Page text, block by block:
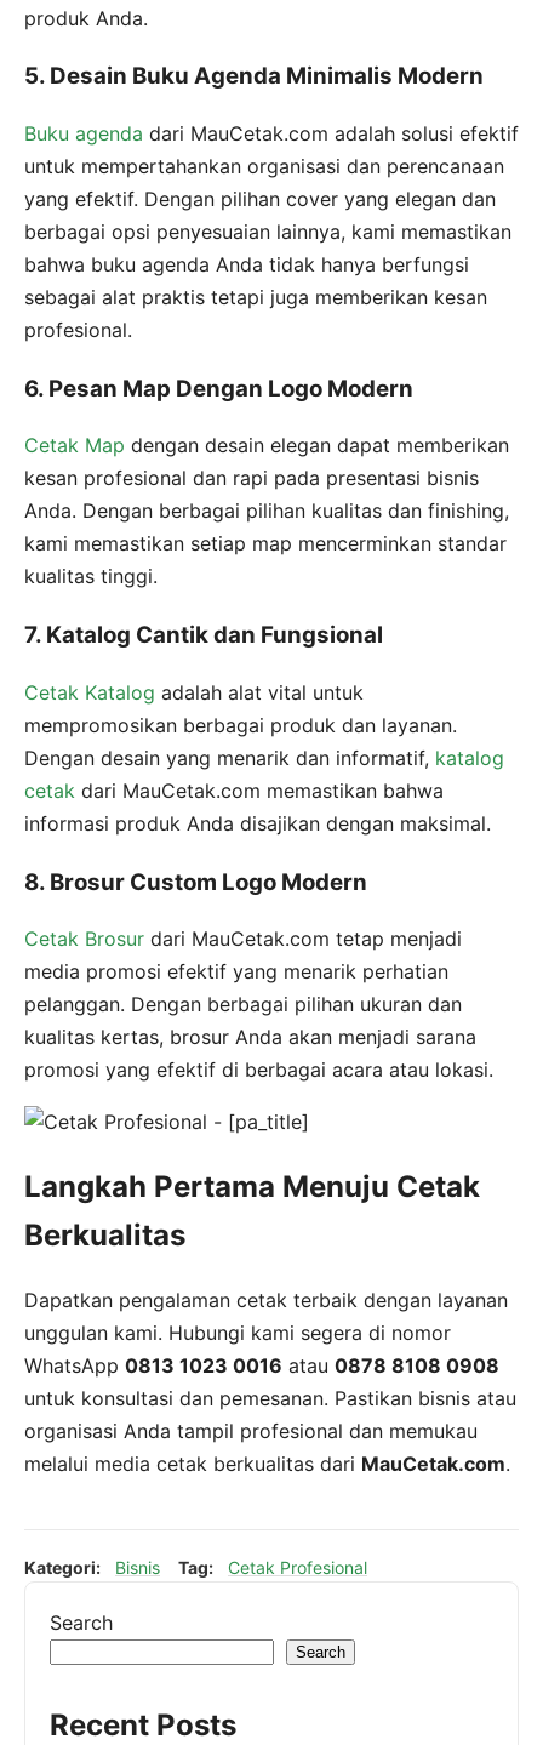
produk Anda.
5. Desain Buku Agenda Minimalis Modern
Buku agenda dari MauCetak.com adalah solusi efektif
untuk mempertahankan organisasi dan perencanaan
yang efektif. Dengan pilihan cover yang elegan dan
berbagai opsi penyesuaian lainnya, kami memastikan
bahwa buku agenda Anda tidak hanya berfungsi
sebagai alat praktis tetapi juga memberikan kesan
profesional.
6. Pesan Map Dengan Logo Modern
Cetak Map dengan desain elegan dapat memberikan
kesan profesional dan rapi pada presentasi bisnis
Anda. Dengan berbagai pilihan kualitas dan finishing,
kami memastikan setiap map mencerminkan standar
kualitas tinggi.
7. Katalog Cantik dan Fungsional
Cetak Katalog adalah alat vital untuk
mempromosikan berbagai produk dan layanan.
Dengan desain yang menarik dan informatif, katalog
cetak dari MauCetak.com memastikan bahwa
informasi produk Anda disajikan dengan maksimal.
8. Brosur Custom Logo Modern
Cetak Brosur dari MauCetak.com tetap menjadi
media promosi efektif yang menarik perhatian
pelanggan. Dengan berbagai pilihan ukuran dan
kualitas kertas, brosur Anda akan menjadi sarana
promosi yang efektif di berbagai acara atau lokasi.
Langkah Pertama Menuju Cetak
Berkualitas
Dapatkan pengalaman cetak terbaik dengan layanan
unggulan kami. Hubungi kami segera di nomor
WhatsApp 0813 1023 0016 atau 0878 8108 0908
untuk konsultasi dan pemesanan. Pastikan bisnis atau
organisasi Anda tampil profesional dan memukau
melalui media cetak berkualitas dari MauCetak.com.
Kategori: Bisnis Tag: Cetak Profesional
Search
Search
Recent Posts